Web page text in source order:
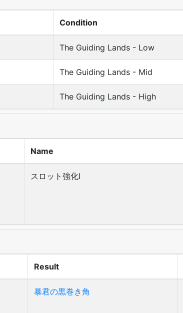
Condition
The Guiding Lands - Low
The Guiding Lands - Mid
The Guiding Lands - High
Name
スロット強化Ⅰ
Result
暴君の黒巻き角